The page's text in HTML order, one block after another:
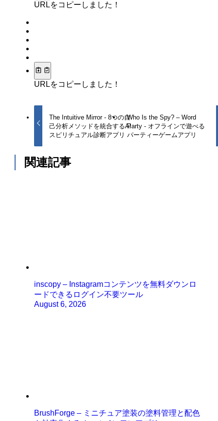
URLをコピーしました！
URLをコピーしました！
The Intuitive Mirror - 8つの自
己分析メソッドを統合するAI
スピリチュアル診断アプリ
Who Is the Spy? – Word
Party - オフラインで遊べる
パーティーゲームアプリ
関連記事
inscopy – Instagramコンテンツを無料ダウンロ
ードできるログイン不要ツール
August 6, 2026
BrushForge – ミニチュア塗装の塗料管理と配色